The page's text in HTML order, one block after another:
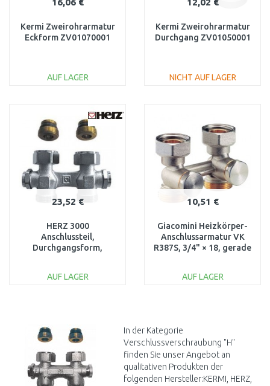
16,06 €
Kermi Zweirohrarmatur
Eckform ZV01070001
AUF LAGER
Vergleichen
12,02 €
Kermi Zweirohrarmatur
Durchgang ZV01050001
NICHT AUF LAGER
Vergleichen
23,52 €
HERZ 3000
Anschlussteil,
Durchgangsform,
AUF LAGER
10,51 €
Giacomini Heizkörper-
Anschlussarmatur VK
R387S, 3/4" × 18, gerade
AUF LAGER
In der Kategorie
Verschlussverschraubung "H"
finden Sie unser Angebot an
qualitativen Produkten der
folgenden Hersteller:KERMI, HERZ,